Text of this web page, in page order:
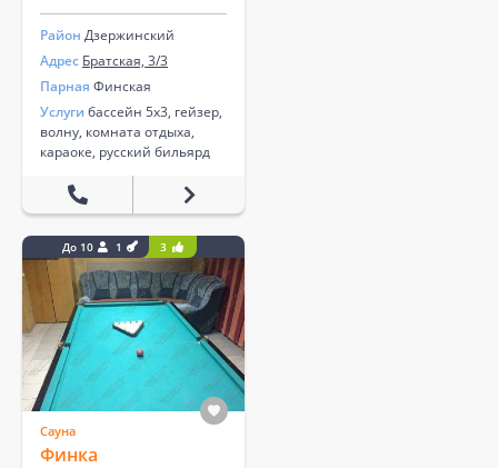
Район Дзержинский
Адрес Братская, 3/3
Парная Финская
Услуги бассейн 5х3, гейзер,
волну, комната отдыха,
караоке, русский бильярд
До 10 1 3
Сауна
Финка